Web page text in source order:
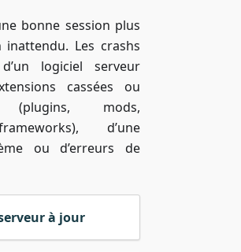
bonne session plus
inattendu. Les crashs
logiciel serveur
cassées ou
(plugins, mods,
d’une
ou d’erreurs de
à jour